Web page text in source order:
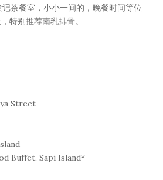
茶餐室，小小一间的，晚餐时间等位
特别推荐南乳排骨。
Street
Buffet, Sapi Island*